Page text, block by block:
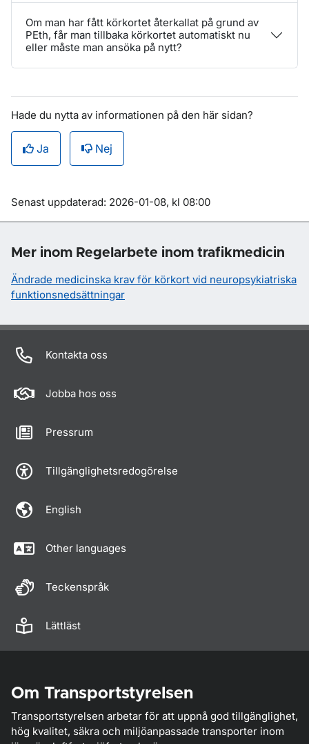
Om man har fått körkortet återkallat på grund av
PEth, får man tillbaka körkortet automatiskt nu
eller måste man ansöka på nytt?
Hade du nytta av informationen på den här sidan?
Ja Nej
Om sidan
Senast uppdaterad: 2026-01-08, kl 08:00
Mer inom Regelarbete inom trafikmedicin
Ändrade medicinska krav för körkort vid neuropsykiatriska
funktionsnedsättningar
Kontakta oss
Jobba hos oss
Pressrum
Tillgänglighetsredogörelse
English
Other languages
Teckenspråk
Lättläst
Om Transportstyrelsen
Transportstyrelsen arbetar för att uppnå god tillgänglighet,
hög kvalitet, säkra och miljöanpassade transporter inom